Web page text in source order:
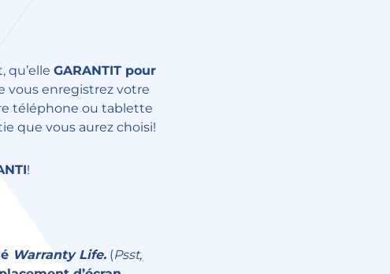
qu’elle GARANTIT pour
vous enregistrez votre
téléphone ou tablette
que vous aurez choisi!
!
Warranty Life. (Psst,